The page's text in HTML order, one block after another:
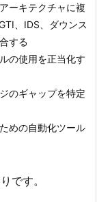
ーキテクチャに複
、IDS、ダウンス
する
の使用を正当化す
のギャップを特定
めの自動化ツール
です。